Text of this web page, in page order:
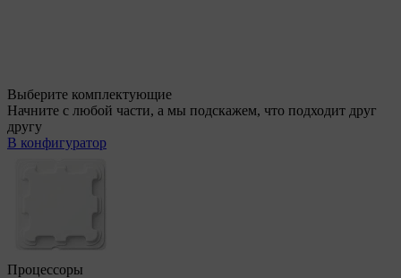
Выберите комплектующие
Начните с любой части, а мы подскажем, что подходит друг
другу
В конфигуратор
Процессоры